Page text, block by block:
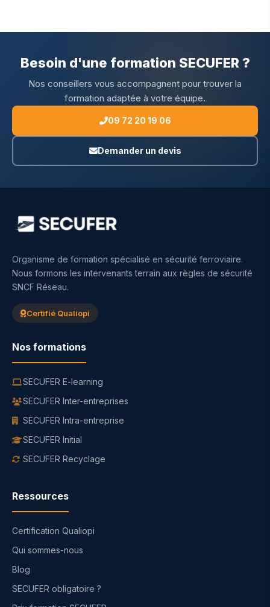
Besoin d'une formation SECUFER ?
Nos conseillers vous accompagnent pour trouver la
formation adaptée à votre équipe.
09 72 20 19 06
Demander un devis
Organisme de formation spécialisé en sécurité ferroviaire.
Nous formons les intervenants terrain aux règles de sécurité
SNCF Réseau.
Certifié Qualiopi
Nos formations
SECUFER E-learning
SECUFER Inter-entreprises
SECUFER Intra-entreprise
SECUFER Initial
SECUFER Recyclage
Ressources
Certification Qualiopi
Qui sommes-nous
Blog
SECUFER obligatoire ?